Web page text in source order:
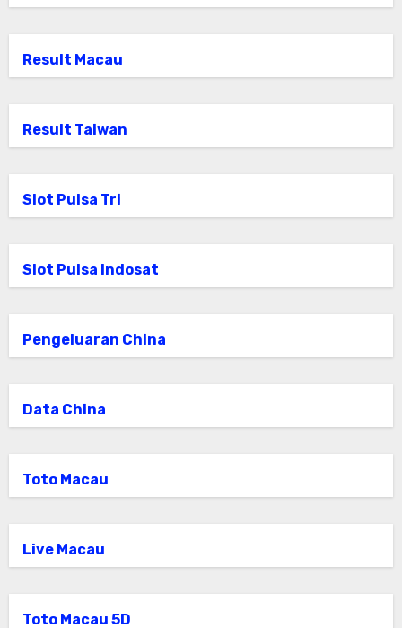
Result Macau
Result Taiwan
Slot Pulsa Tri
Slot Pulsa Indosat
Pengeluaran China
Data China
Toto Macau
Live Macau
Toto Macau 5D